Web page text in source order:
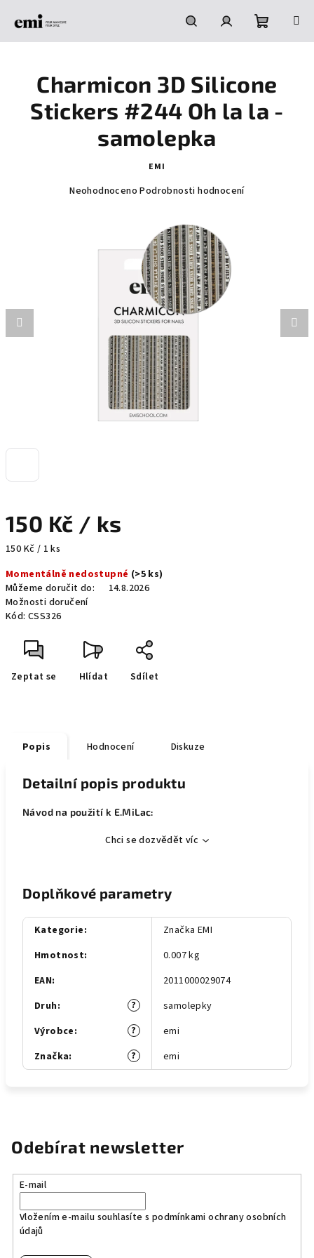
HledatPřihlášeníNákupní
košík
150 Kč / ks
Měrná
150 Kč / 1 ks
Momentálně nedostupné (>5 ks)
Můžeme doručit do:
14.8.2026
Možnosti doručení
Kód: CSS326
Zeptat se Hlídat Sdílet
Charmicon 3D Silicone
Stickers #244 Oh la la -
samolepka
EMI
Průměrné
Neohodnoceno Podrobnosti hodnocení
Popis Hodnocení Diskuze
Detailní popis produktu
Návod na použití k E.MiLac:
Chci se dozvědět víc
Doplňkové parametry
Kategorie:
Značka EMI
Hmotnost:
0.007 kg
EAN:
2011000029074
?
Druh:
samolepky
?
Výrobce:
emi
?
Značka: emi
Odebírat newsletter
E-mail
Vložením e-mailu souhlasíte s podmínkami ochrany osobních
údajů